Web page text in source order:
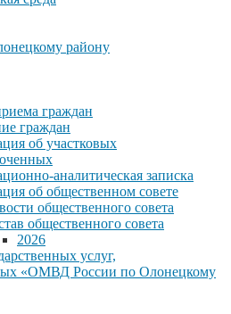
району
граждан
граждан
об участковых
аналитическая записка
об общественном совете
общественного совета
общественного совета
2026
услуг,
«ОМВД России по Олонецкому